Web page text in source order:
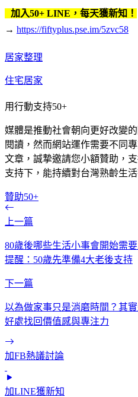
加入50+ LINE，每天獲新知！
→ https://fiftyplus.pse.im/5zvc58
居家整理
住宅居家
用行動支持50+
媒體是推動社會朝向更好改變
閱讀，然而網站運作需要不同
文章，誠摯邀請您小額贊助，
支持下，能持續對台灣熟齡生
贊助50+
上一篇
80歲後哪些生活小事會開始需
提醒：50歲先準備4大老後支持
下一篇
以為做家事只是消磨時間？其
好處找回價值感與專注力
加FB熱議討論
加LINE獲新知